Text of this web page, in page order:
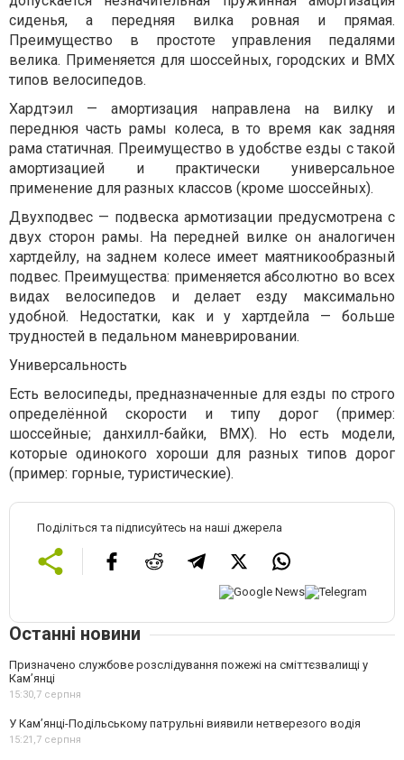
сиденья, а передняя вилка ровная и прямая.
Преимущество в простоте управления педалями
велика. Применяется для шоссейных, городских и ВМХ
типов велосипедов.
Хардтэил — амортизация направлена на вилку и
переднюя часть рамы колеса, в то время как задняя
рама статичная. Преимущество в удобстве езды с такой
амортизацией и практически универсальное
применение для разных классов (кроме шоссейных).
Двухподвес — подвеска армотизации предусмотрена с
двух сторон рамы. На передней вилке он аналогичен
хартдейлу, на заднем колесе имеет маятникообразный
подвес. Преимущества: применяется абсолютно во всех
видах велосипедов и делает езду максимально
удобной. Недостатки, как и у хартдейла — больше
трудностей в педальном маневрировании.
Универсальность
Есть велосипеды, предназначенные для езды по строго
определённой скорости и типу дорог (пример:
шоссейные; данхилл-байки, ВМХ). Но есть модели,
которые одинокого хороши для разных типов дорог
(пример: горные, туристические).
Поділіться та підписуйтесь на наші джерела
Останні новини
Призначено службове розслідування пожежі на сміттєзвалищі у
Кам’янці
15:30, 7 серпня
У Кам’янці-Подільському патрульні виявили нетверезого водія
15:21, 7 серпня